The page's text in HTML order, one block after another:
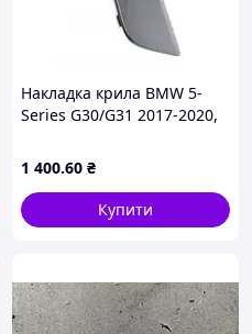
Накладка крила BMW 5-
Series G30/G31 2017-2020,
глянсова, AVTM,
51747439013, 181447321
1 400.60 ₴
Купити